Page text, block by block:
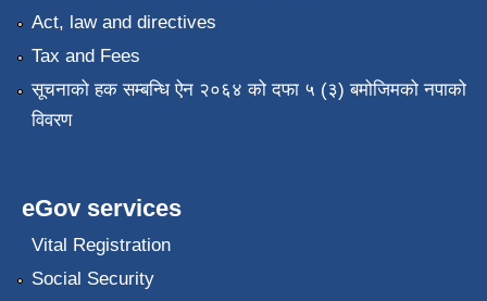
Act, law and directives
Tax and Fees
सूचनाको हक सम्बन्धि ऐन २०६४ को दफा ५ (३) बमोजिमको नपाको
विवरण
eGov services
Vital Registration
Social Security